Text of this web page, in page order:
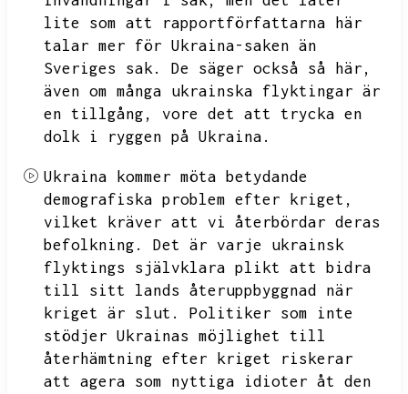
lite som att rapportförfattarna här
talar mer för Ukraina-saken än
Sveriges sak.
De säger också så här,
även om många ukrainska flyktingar är
en tillgång,
vore det att trycka en
dolk i ryggen på Ukraina.
Ukraina kommer möta betydande
demografiska problem efter kriget,
vilket kräver att vi återbördar deras
befolkning.
Det är varje ukrainsk
flyktings självklara plikt att bidra
till sitt lands återuppbyggnad när
kriget är slut.
Politiker som inte
stödjer Ukrainas möjlighet till
återhämtning efter kriget riskerar
att agera som nyttiga idioter åt den